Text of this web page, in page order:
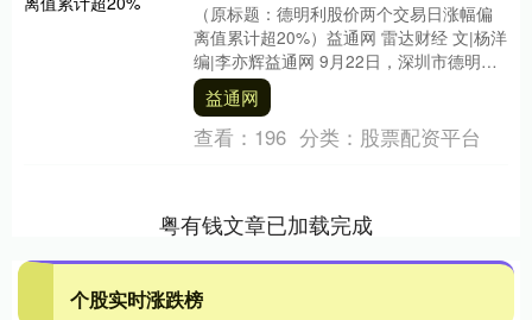
（原标题：德明利股价两个交易日涨幅偏
离值累计超20%）益通网 雷达财经 文|杨洋
编|李亦辉益通网 9月22日，深圳市德明利
技术股份有限公司（证券简称：德明
利，....
益通网
查看： 196 分类： 股票配资平台
粤有钱文章已加载完成
个股实时涨跌榜